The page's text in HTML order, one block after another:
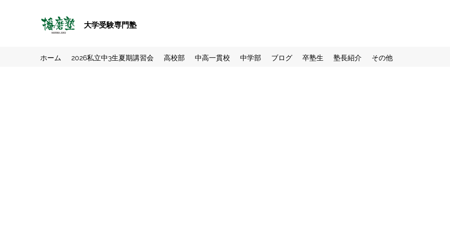
大学受験専門塾
ホーム 2026私立中3生夏期講習会 高校部 中高一貫校 中学部 ブログ 卒塾生 塾長紹介 その他